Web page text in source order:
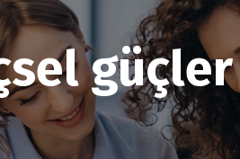
güçler